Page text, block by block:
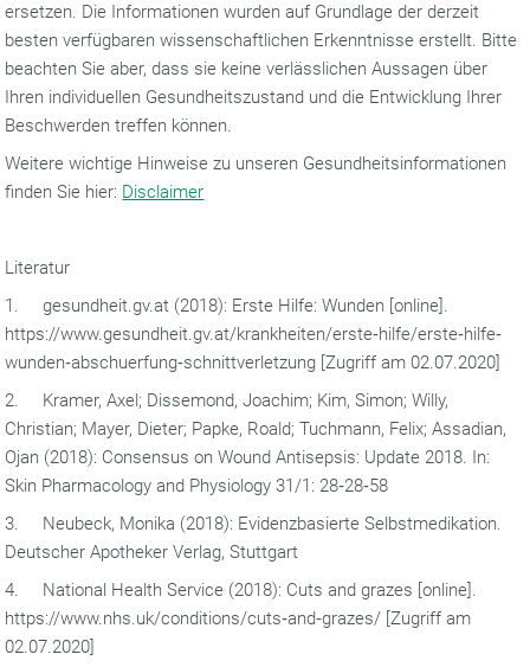
ersetzen. Die Informationen wurden auf Grundlage der derzeit
besten verfügbaren wissenschaftlichen Erkenntnisse erstellt. Bitte
beachten Sie aber, dass sie keine verlässlichen Aussagen über
Ihren individuellen Gesundheitszustand und die Entwicklung Ihrer
Beschwerden treffen können.
Weitere wichtige Hinweise zu unseren Gesundheitsinformationen
finden Sie hier: Disclaimer
Literatur
1. gesundheit.gv.at (2018): Erste Hilfe: Wunden [online].
https://www.gesundheit.gv.at/krankheiten/erste‐hilfe/erste‐hilfe‐
wunden‐abschuerfung‐schnittverletzung [Zugriff am 02.07.2020]
2. Kramer, Axel; Dissemond, Joachim; Kim, Simon; Willy,
Christian; Mayer, Dieter; Papke, Roald; Tuchmann, Felix; Assadian,
Ojan (2018): Consensus on Wound Antisepsis: Update 2018. In:
Skin Pharmacology and Physiology 31/1: 28‐28‐58
3. Neubeck, Monika (2018): Evidenzbasierte Selbstmedikation.
Deutscher Apotheker Verlag, Stuttgart
4. National Health Service (2018): Cuts and grazes [online].
https://www.nhs.uk/conditions/cuts‐and‐grazes/ [Zugriff am
02.07.2020]